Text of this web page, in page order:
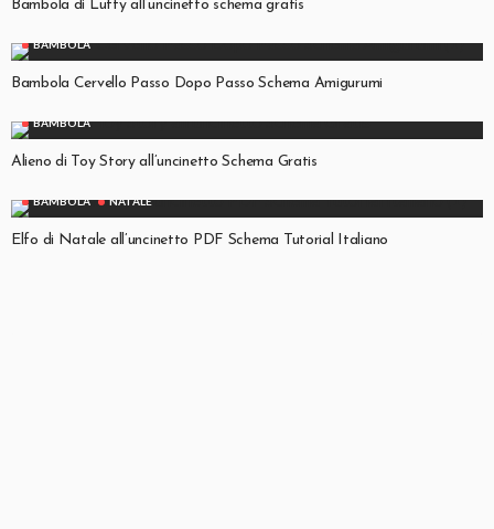
Bambola di Luffy all’uncinetto schema gratis
BAMBOLA
Bambola Cervello Passo Dopo Passo Schema Amigurumi
BAMBOLA
Alieno di Toy Story all’uncinetto Schema Gratis
BAMBOLA NATALE
Elfo di Natale all’uncinetto PDF Schema Tutorial Italiano